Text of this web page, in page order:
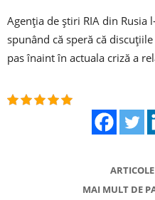
Agenția de știri RIA din Rusia
spunând că speră că
pas înaint în actuala criză a
MAI MULT DE